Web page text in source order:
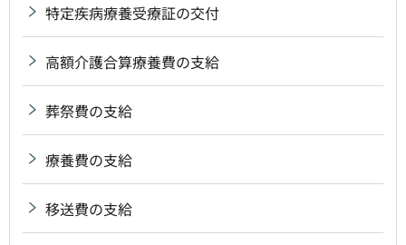
特定疾病療養受療証の交付
高額介護合算療養費の支給
葬祭費の支給
療養費の支給
移送費の支給